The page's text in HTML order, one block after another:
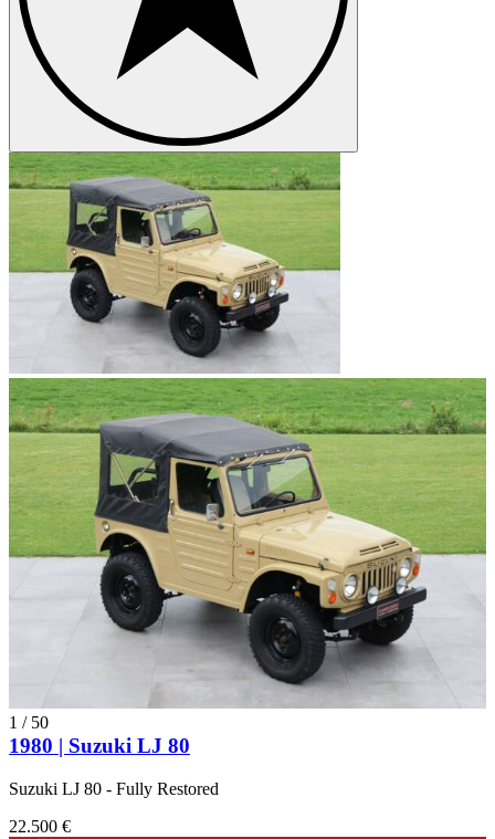
1 / 50
1980 | Suzuki LJ 80
Suzuki LJ 80 - Fully Restored
22.500 €